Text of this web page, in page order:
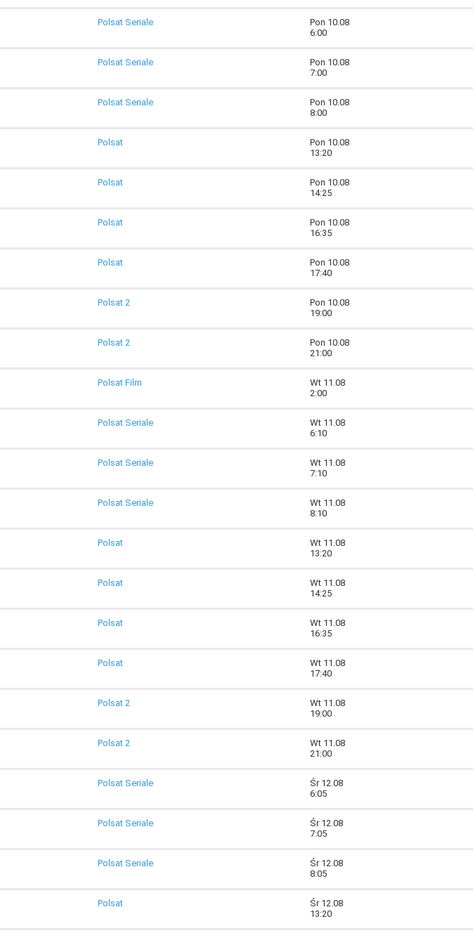
Polsat Seriale
Pon 10.08
6:00
Polsat Seriale
Pon 10.08
7:00
Polsat Seriale
Pon 10.08
8:00
Polsat
Pon 10.08
13:20
Polsat
Pon 10.08
14:25
Polsat
Pon 10.08
16:35
Polsat
Pon 10.08
17:40
Polsat 2
Pon 10.08
19:00
Polsat 2
Pon 10.08
21:00
Polsat Film
Wt 11.08
2:00
Polsat Seriale
Wt 11.08
6:10
Polsat Seriale
Wt 11.08
7:10
Polsat Seriale
Wt 11.08
8:10
Polsat
Wt 11.08
13:20
Polsat
Wt 11.08
14:25
Polsat
Wt 11.08
16:35
Polsat
Wt 11.08
17:40
Polsat 2
Wt 11.08
19:00
Polsat 2
Wt 11.08
21:00
Polsat Seriale
Śr 12.08
6:05
Polsat Seriale
Śr 12.08
7:05
Polsat Seriale
Śr 12.08
8:05
Polsat
Śr 12.08
13:20